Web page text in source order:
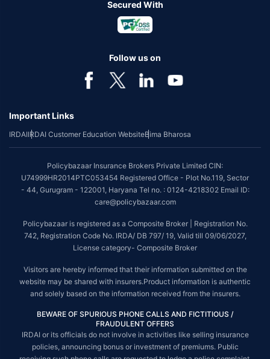
Secured With
Follow us on
Important Links
IRDAIIRDAI Customer Education WebsiteBima Bharosa
Policybazaar Insurance Brokers Private Limited CIN:
U74999HR2014PTC053454 Registered Office - Plot No.119, Sector
- 44, Gurugram - 122001, Haryana Tel no. : 0124-4218302 Email ID:
care@policybazaar.com
Policybazaar is registered as a Composite Broker | Registration No.
742, Registration Code No. IRDA/ DB 797/ 19, Valid till 09/06/2027,
License category- Composite Broker
Visitors are hereby informed that their information submitted on the
website may be shared with insurers.Product information is authentic
and solely based on the information received from the insurers.
BEWARE OF SPURIOUS PHONE CALLS AND FICTITIOUS /
FRAUDULENT OFFERS
IRDAI or its officials do not involve in activities like selling insurance
policies, announcing bonus or investment of premiums. Public